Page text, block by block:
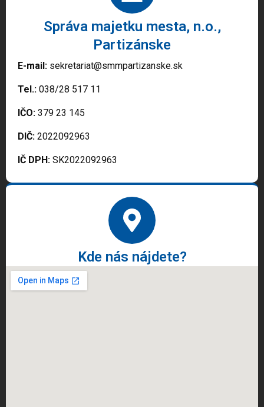
Správa majetku mesta, n.o.,
Partizánske
E-mail: sekretariat@smmpartizanske.sk
Tel.: 038/28 517 11
IČO: 379 23 145
DIČ: 2022092963
IČ DPH: SK2022092963
Kde nás nájdete?